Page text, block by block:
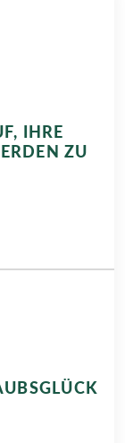
IHRE
ZU